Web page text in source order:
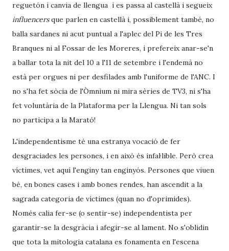
reguetón i canvia de llengua i es passa al castellà i segueix
influencersque parlen en castellà i, possiblement també, no
balla sardanes ni acut puntual a l'aplec del Pi de les Tres
Branques ni al Fossar de les Moreres, i prefereix anar-se'n
a ballar tota la nit del 10 a l'11 de setembre i l'endemà no
està per orgues ni per desfilades amb l'uniforme de l'ANC. I
no s'ha fet sòcia de l'Òmnium ni mira sèries de TV3, ni s'ha
fet voluntària de la Plataforma per la Llengua. Ni tan sols
no participa a la Marató!
L'independentisme té una estranya vocació de fer
desgraciades les persones, i en això és infal·lible. Però crea
víctimes, vet aquí l'enginy tan enginyós. Persones que viuen
bé, en bones cases i amb bones rendes, han ascendit a la
sagrada categoria de víctimes (quan no d'oprimides).
Només calia fer-se (o sentir-se) independentista per
garantir-se la desgràcia i afegir-se al lament. No s'oblidin
que tota la mitologia catalana es fonamenta en l'escena